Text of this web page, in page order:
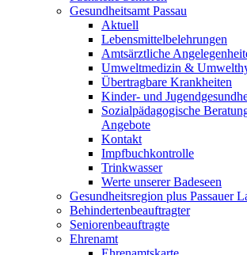
Gesundheitsamt Passau
Aktuell
Lebensmittelbelehrungen
Amtsärztliche
Umweltmedizin &
Übertragbare Krankheiten
Kinder- und
Sozialpädagogische
Angebote
Kontakt
Impfbuchkontrolle
Trinkwasser
Werte unserer Badeseen
Gesundheitsregion plus Passauer
Behindertenbeauftragter
Seniorenbeauftragte
Ehrenamt